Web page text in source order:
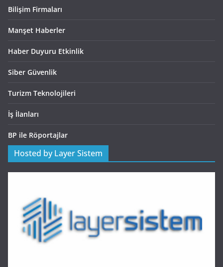
Bilişim Firmaları
Manşet Haberler
Haber Duyuru Etkinlik
Siber Güvenlik
Turizm Teknolojileri
İş İlanları
BP ile Röportajlar
Hosted by Layer Sistem